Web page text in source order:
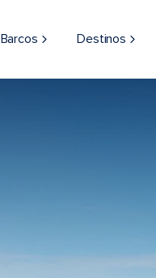
Barcos Destinos